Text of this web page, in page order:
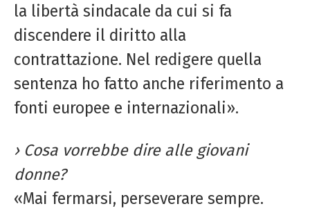
la libertà sindacale da cui si fa
discendere il diritto alla
contrattazione. Nel redigere quella
sentenza ho fatto anche riferimento a
fonti europee e internazionali».
› Cosa vorrebbe dire alle giovani
donne?
«Mai fermarsi, perseverare sempre.